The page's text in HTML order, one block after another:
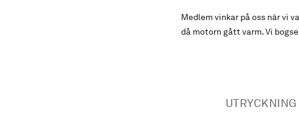
Medlem vinkar på oss när vi
då motorn gått varm. Vi
UTRYCKNING